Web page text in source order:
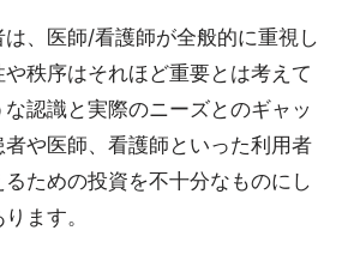
、医師/看護師が全般的に重視し
秩序はそれほど重要とは考えて
認識と実際のニーズとのギャッ
や医師、看護師といった利用者
ための投資を不十分なものにし
ます。